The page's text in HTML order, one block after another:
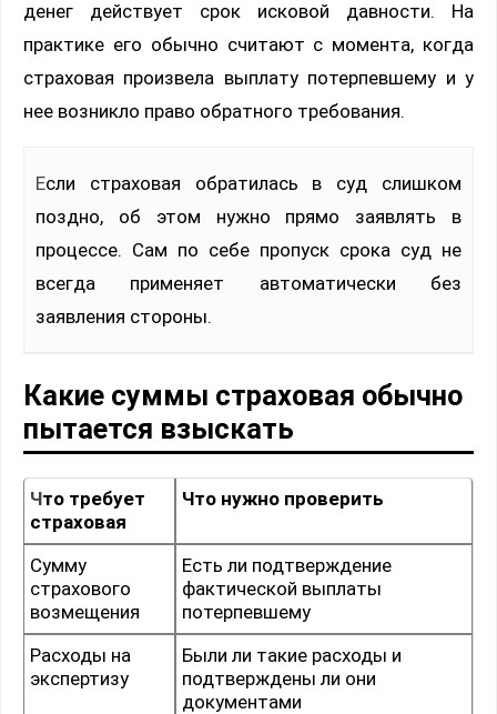
денег действует срок исковой давности. На
практике его обычно считают с момента, когда
страховая произвела выплату потерпевшему и у
нее возникло право обратного требования.
Если страховая обратилась в суд слишком
поздно, об этом нужно прямо заявлять в
процессе. Сам по себе пропуск срока суд не
всегда применяет автоматически без
заявления стороны.
Какие суммы страховая обычно
пытается взыскать
Что требует
страховая
Что нужно проверить
Сумму
страхового
возмещения
Есть ли подтверждение
фактической выплаты
потерпевшему
Расходы на
экспертизу
Были ли такие расходы и
подтверждены ли они
документами